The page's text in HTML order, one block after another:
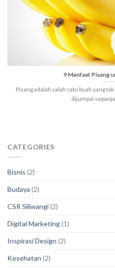
CATEGORIES
Bisnis (2)
Budaya (2)
CSR Siliwangi(2)
Digital Marketing(1)
Inspirasi Design (2)
Kesehatan (2)
9 Manfaat Pisang
Pisang adalah salah satu buah yang
dijumpai